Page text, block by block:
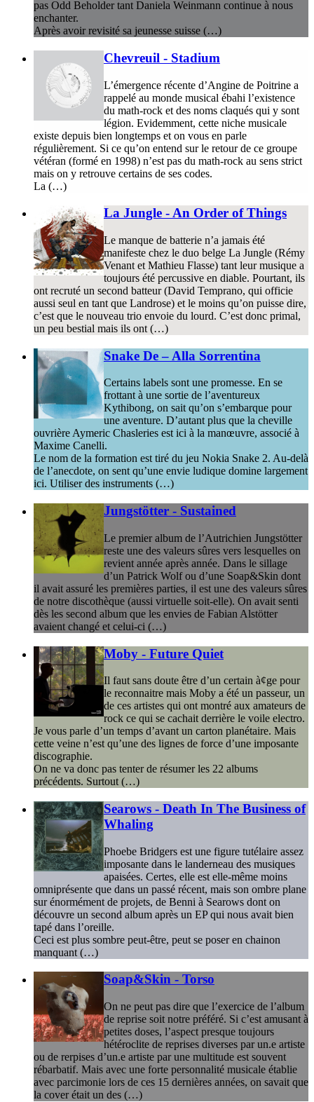
pas Odd Beholder tant Daniela Weinmann continue à nous
enchanter.
Après avoir revisité sa jeunesse suisse (…)
Chevreuil - Stadium
L’émergence récente d’Angine de Poitrine a
rappelé au monde musical ébahi l’existence
du math-rock et des noms claqués qui y sont
légion. Evidemment, cette niche musicale
existe depuis bien longtemps et on vous en parle
régulièrement. Si ce qu’on entend sur le retour de ce groupe
vétéran (formé en 1998) n’est pas du math-rock au sens strict
mais on y retrouve certains de ses codes.
La (…)
La Jungle - An Order of Things
Le manque de batterie n’a jamais été
manifeste chez le duo belge La Jungle (Rémy
Venant et Mathieu Flasse) tant leur musique a
toujours été percussive en diable. Pourtant, ils
ont recruté un second batteur (David Temprano, qui officie
aussi seul en tant que Landrose) et le moins qu’on puisse dire,
c’est que le nouveau trio envoie du lourd. C’est donc primal,
un peu bestial mais ils ont (…)
Snake De – Alla Sorrentina
Certains labels sont une promesse. En se
frottant à une sortie de l’aventureux
Kythibong, on sait qu’on s’embarque pour
une aventure. D’autant plus que la cheville
ouvrière Aymeric Chasleries est ici à la manœuvre, associé à
Maxime Canelli.
Le nom de la formation est tiré du jeu Nokia Snake 2. Au-delà
de l’anecdote, on sent qu’une envie ludique domine largement
ici. Utiliser des instruments (…)
Jungstötter - Sustained
Le premier album de l’Autrichien Jungstötter
reste une des valeurs sûres vers lesquelles on
revient année après année. Dans le sillage
d’un Patrick Wolf ou d’une Soap&Skin dont
il avait assuré les premières parties, il est une des valeurs sûres
de notre discothèque (aussi virtuelle soit-elle). On avait senti
dès les second album que les envies de Fabian Alstötter
avaient changé et celui-ci (…)
Moby - Future Quiet
Il faut sans doute être d’un certain à¢ge pour
le reconnaitre mais Moby a été un passeur, un
de ces artistes qui ont montré aux amateurs de
rock ce qui se cachait derrière le voile electro.
Je vous parle d’un temps d’avant un carton planétaire. Mais
cette veine n’est qu’une des lignes de force d’une imposante
discographie.
On ne va donc pas tenter de résumer les 22 albums
précédents. Surtout (…)
Searows - Death In The Business of
Whaling
Phoebe Bridgers est une figure tutélaire assez
imposante dans le landerneau des musiques
apaisées. Certes, elle est elle-même moins
omniprésente que dans un passé récent, mais son ombre plane
sur énormément de projets, de Benni à Searows dont on
découvre un second album après un EP qui nous avait bien
tapé dans l’oreille.
Ceci est plus sombre peut-être, peut se poser en chainon
manquant (…)
Soap&Skin - Torso
On ne peut pas dire que l’exercice de l’album
de reprise soit notre préféré. Si c’est amusant à
petites doses, l’aspect presque toujours
hétéroclite de reprises diverses par un.e artiste
ou de rerpises d’un.e artiste par une multitude est souvent
rébarbatif. Mais avec une forte personnalité musicale établie
avec parcimonie lors de ces 15 dernières années, on savait que
la cover était un des (…)